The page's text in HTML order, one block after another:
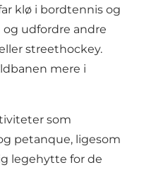
klø i bordtennis og
og udfordre andre
streethockey.
mere i
som
petanque, ligesom
legehytte for de